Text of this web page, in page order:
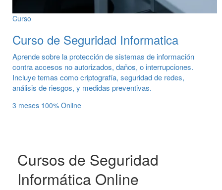
Curso
Curso de Seguridad Informatica
Aprende sobre la protección de sistemas de información
contra accesos no autorizados, daños, o interrupciones.
Incluye temas como criptografía, seguridad de redes,
análisis de riesgos, y medidas preventivas.
3 meses 100% Online
Cursos de Seguridad
Informática Online